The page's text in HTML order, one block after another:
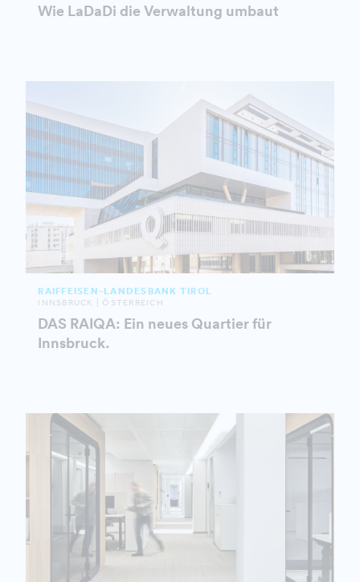
Wie LaDaDi die Verwaltung umbaut
RAIFFEISEN-LANDESBANK TIROL
INNSBRUCK | ÖSTERREICH
DAS RAIQA: Ein neues Quartier für
Innsbruck.